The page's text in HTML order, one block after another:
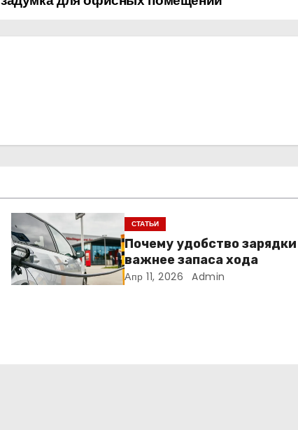
СТАТЬИ
Почему удобство зарядки
важнее запаса хода
Апр 11, 2026 Admin